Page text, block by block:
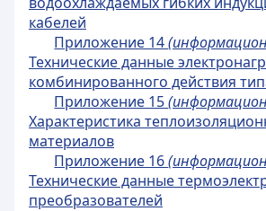
кабелей
Приложение 14
Технические данные
комбинированного действия
Приложение 15
Характеристика
материалов
Приложение 16
Технические данные
преобразователей